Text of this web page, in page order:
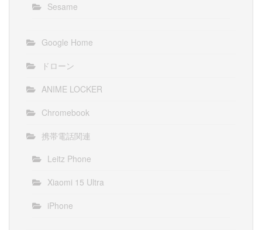
Sesame
Google Home
ドローン
ANIME LOCKER
Chromebook
携帯電話関連
Leitz Phone
Xiaomi 15 Ultra
iPhone